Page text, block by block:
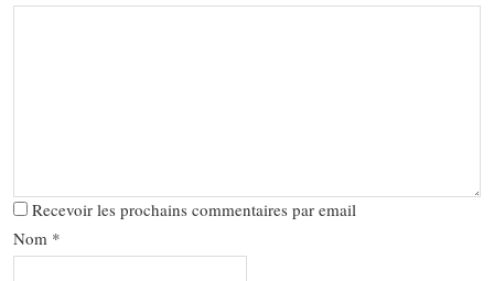
Recevoir les prochains commentaires par email
Nom *